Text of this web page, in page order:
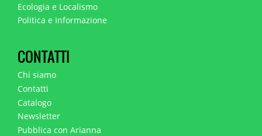
Ecologia e Localismo
Politica e Informazione
CONTATTI
Chi siamo
Contatti
Catalogo
Newsletter
Pubblica con Arianna